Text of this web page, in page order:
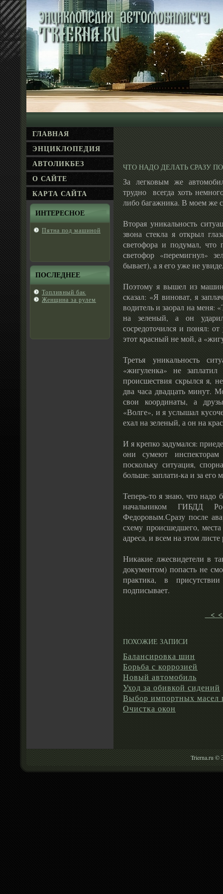
ГЛАВНАЯ
ЭНЦИКЛΟПЕДИЯ
АВТОЛИКБЕЗ
О САЙТЕ
КАРТА САЙТА
ИНТЕРЕСНΟЕ
Пятна под машиной
ПОСЛЕДНЕЕ
Топливный баκ
Женщина за рулем
ЧТО НАДО ДЕЛАТЬ СРАЗУ
За легковым же
трудно всегда хоть
либо багажника. В моем же
Вторая уникальность
звона стекла я открыл
светофора и подумал, что
светофор «перемигнул»
бывает), а я его уже не
Поэтому я вышел из
сказал: «Я виноват, я
водитель и заорал на меня:
на зеленый, а он
сосредоточился и понял:
этот красный не мой, а
Третья уникальность
«жигуленка» не
происшествия скрылся
два часа двадцать минут.
свои координаты, а
«Волге», и я услышал
ехал на зеленый, а он на
И я крепко задумался:
они сумеют
поскольку ситуация,
больше: заплати-ка и за
Теперь-то я знаю, что надо
начальником ГИБДД
Федоровым.Сразу после
схему происшедшего,
адреса, и всем на этом
Никакие лжесвидетели в
документом) попасть не
практика, в
подписывает.
<
ПОХОЖИЕ ЗАПИСИ
Балансировка шин
Борьба с коррозией
Новый автомобиль
Уход за обивкой сидений
Выбор импортных масел
Очистка окон
Trierna.ru ©